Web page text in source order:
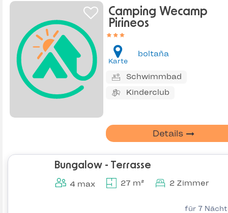
Camping Wecamp
Pirineos
Karte
boltaña
Schwimmbad
Kinderclub
Details
Bungalow - Terrasse
4 max 27 m² 2 Zimmer
für 7